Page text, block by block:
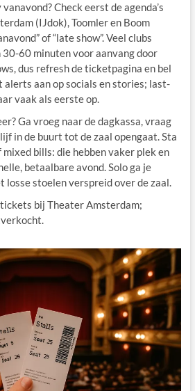
Check eerst de agenda’s
(IJdok), Toomler en Boom
of “late show”. Veel clubs
60 minuten voor aanvang door
dus refresh de ticketpagina en bel
alerts aan op socials en stories; last-
vaak als eerste op.
Ga vroeg naar de dagkassa, vraag
in de buurt tot de zaal opengaat. Sta
mixed bills: die hebben vaker plek en
betaalbare avond. Solo ga je
losse stoelen verspreid over de zaal.
bij Theater Amsterdam;